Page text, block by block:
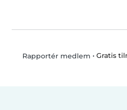
Rapportér medlem • Gratis